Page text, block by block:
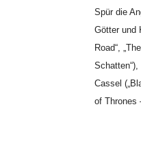
Spür die
Götter und
Road“,
Cassel
of Thrones